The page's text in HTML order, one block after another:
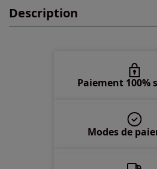
48 -En stock
Disponible dans 3
Description
Paiement 100%
Modes de